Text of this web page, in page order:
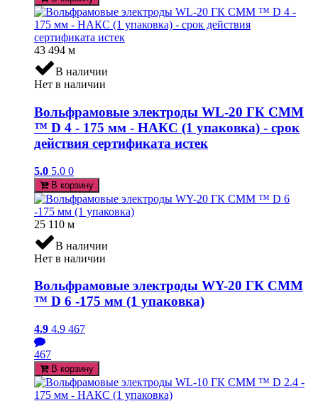
43 494 м
В наличии
Нет в наличии
Вольфрамовые электроды WL-20 ГК СММ
™ D 4 - 175 мм - НАКС (1 упаковка) - срок
действия сертификата истек
5.0 5.0 0
В корзину
25 110 м
В наличии
Нет в наличии
Вольфрамовые электроды WY-20 ГК СММ
™ D 6 -175 мм (1 упаковка)
4.9 4.9 467
467
В корзину